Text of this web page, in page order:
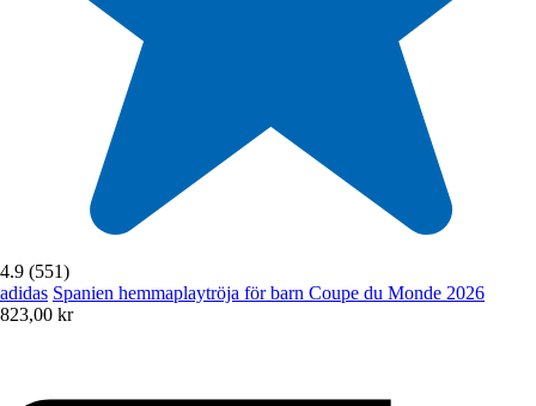
4.9 (551)
adidas Spanien hemmaplaytröja för barn Coupe du Monde 2026
823,00 kr